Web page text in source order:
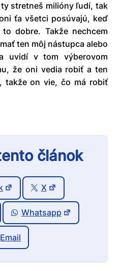
stretneš milióny ľudí, tak
ťa všetci posúvajú, keď
dobre. Takže nechcem
ten môj nástupca alebo
uvidí v tom výberovom
že oni vedia robiť a ten
takže on vie, čo má robiť
článok
X
Whatsapp
Email